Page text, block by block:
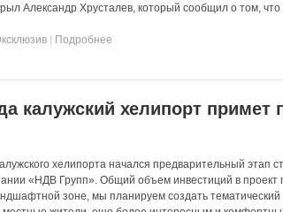
Александр Хрусталев, который сообщил о том,
Подробнее
калужский хелипорт примет
хелипорта начался предварительный этап
«НДВ Групп». Общий объем инвестиций в проект
зоне, мы планируем создать тематический